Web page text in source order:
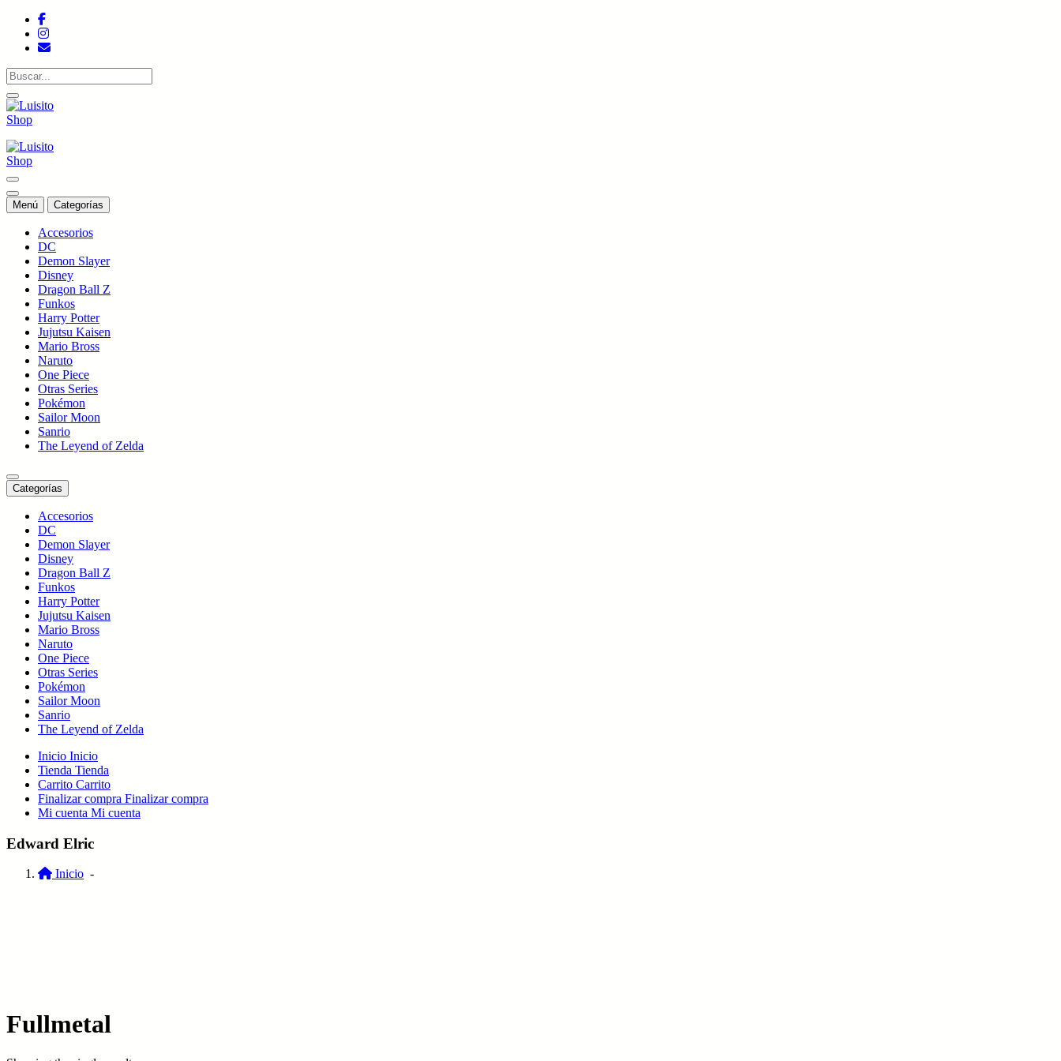
Saltar
contenido
Tienda de colecciones
Menú Categorías
Accesorios
DC
Demon Slayer
Disney
Dragon Ball Z
Funkos
Harry Potter
Jujutsu Kaisen
Mario Bross
Naruto
One Piece
Otras Series
Pokémon
Sailor Moon
Sanrio
The Leyend of Zelda
Categorías
Accesorios
DC
Demon Slayer
Disney
Dragon Ball Z
Funkos
Harry Potter
Jujutsu Kaisen
Mario Bross
Naruto
One Piece
Otras Series
Pokémon
Sailor Moon
Sanrio
The Leyend of Zelda
Inicio Inicio
Tienda Tienda
Carrito Carrito
Finalizar compra Finalizar compra
Mi cuenta Mi cuenta
Edward Elric
Inicio -
Fullmetal